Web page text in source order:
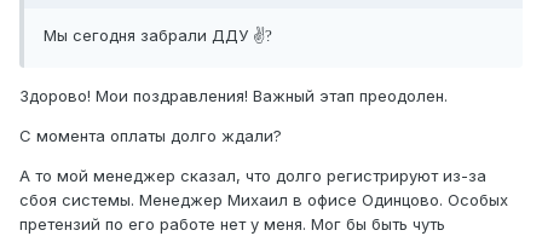
Мы сегодня забрали ДДУ ✌?
Здорово! Мои поздравления! Важный этап преодолен.
С момента оплаты долго ждали?
А то мой менеджер сказал, что долго регистрируют из-за
сбоя системы. Менеджер Михаил в офисе Одинцово. Особых
претензий по его работе нет у меня. Мог бы быть чуть